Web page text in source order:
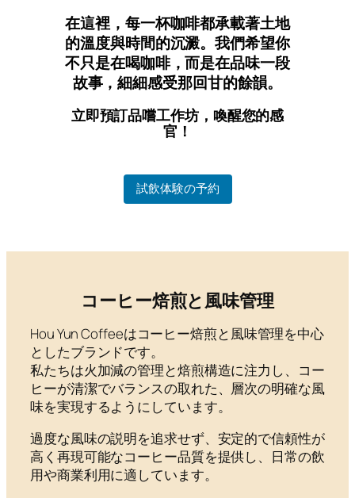
在這裡，每一杯咖啡都承載著土地
的溫度與時間的沉澱。我們希望你
不只是在喝咖啡，而是在品味一段
故事，細細感受那回甘的餘韻。
立即預訂品嚐工作坊，喚醒您的感
官！
試飲体験の予約
コーヒー焙煎と風味管理
Hou Yun Coffeeはコーヒー焙煎と風味管理を中心
としたブランドです。
私たちは火加減の管理と焙煎構造に注力し、コー
ヒーが清潔でバランスの取れた、層次の明確な風
味を実現するようにしています。
過度な風味の説明を追求せず、安定的で信頼性が
高く再現可能なコーヒー品質を提供し、日常の飲
用や商業利用に適しています。